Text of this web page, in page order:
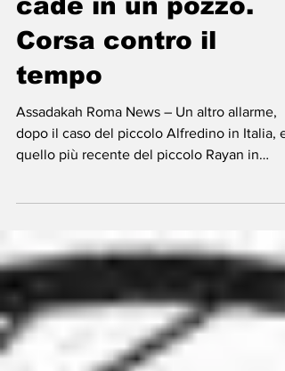
Afghanistan – Bimbo
cade in un pozzo.
Corsa contro il
tempo
dopo il caso del piccolo Alfredino in Italia, e
Marocco....